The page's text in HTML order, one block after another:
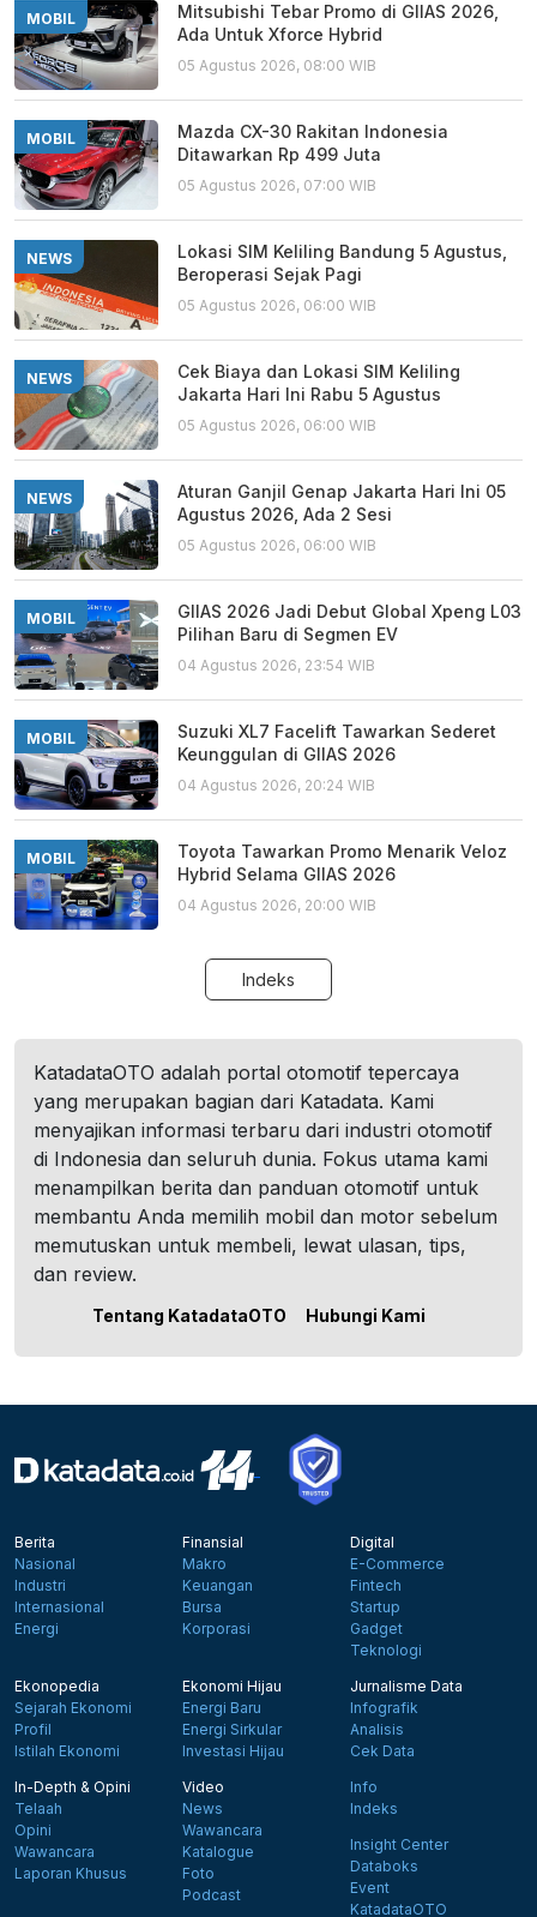
MOBIL
Mitsubishi Tebar Promo di GIIAS 2026,
Ada Untuk Xforce Hybrid
05 Agustus 2026, 08:00 WIB
MOBIL
Mazda CX-30 Rakitan Indonesia
Ditawarkan Rp 499 Juta
05 Agustus 2026, 07:00 WIB
NEWS
Lokasi SIM Keliling Bandung 5 Agustus,
Beroperasi Sejak Pagi
05 Agustus 2026, 06:00 WIB
NEWS
Cek Biaya dan Lokasi SIM Keliling
Jakarta Hari Ini Rabu 5 Agustus
05 Agustus 2026, 06:00 WIB
NEWS
Aturan Ganjil Genap Jakarta Hari Ini 05
Agustus 2026, Ada 2 Sesi
05 Agustus 2026, 06:00 WIB
MOBIL
GIIAS 2026 Jadi Debut Global Xpeng L03
Pilihan Baru di Segmen EV
04 Agustus 2026, 23:54 WIB
MOBIL
Suzuki XL7 Facelift Tawarkan Sederet
Keunggulan di GIIAS 2026
04 Agustus 2026, 20:24 WIB
MOBIL
Toyota Tawarkan Promo Menarik Veloz
Hybrid Selama GIIAS 2026
04 Agustus 2026, 20:00 WIB
Indeks
KatadataOTO adalah portal otomotif tepercaya
yang merupakan bagian dari Katadata. Kami
menyajikan informasi terbaru dari industri otomotif
di Indonesia dan seluruh dunia. Fokus utama kami
menampilkan berita dan panduan otomotif untuk
membantu Anda memilih mobil dan motor sebelum
memutuskan untuk membeli, lewat ulasan, tips,
dan review.
Tentang KatadataOTO Hubungi Kami
Berita
Nasional
Industri
Internasional
Energi
Finansial
Makro
Keuangan
Bursa
Korporasi
Digital
E-Commerce
Fintech
Startup
Gadget
Teknologi
Ekonopedia
Sejarah Ekonomi
Profil
Istilah Ekonomi
Ekonomi Hijau
Energi Baru
Energi Sirkular
Investasi Hijau
Jurnalisme Data
Infografik
Analisis
Cek Data
In-Depth & Opini
Telaah
Opini
Wawancara
Laporan Khusus
Video
News
Wawancara
Katalogue
Foto
Podcast
Info
Indeks
Insight Center
Databoks
Event
KatadataOTO